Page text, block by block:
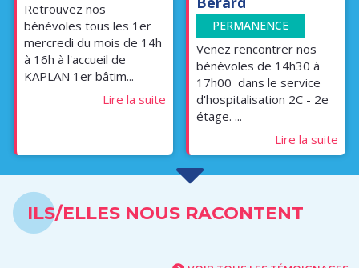
Retrouvez nos
bénévoles tous les 1er
mercredi du mois de 14h
à 16h à l'accueil de
KAPLAN 1er bâtim...
Lire la suite
PERMANENCE
Venez rencontrer nos
bénévoles de 14h30 à
17h00 dans le service
d'hospitalisation 2C - 2e
étage. ...
Lire la suite
ILS/ELLES NOUS RACONTENT